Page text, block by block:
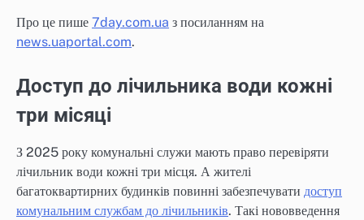
Про це пише 7day.com.ua з посиланням на
news.uaportal.com.
Доступ до лічильника води кожні
три місяці
З 2025 року комунальні служи мають право перевіряти
лічильник води кожні три місця. А жителі
багатоквартирних будинків повинні забезпечувати доступ
комунальним службам до лічильників. Такі нововведення